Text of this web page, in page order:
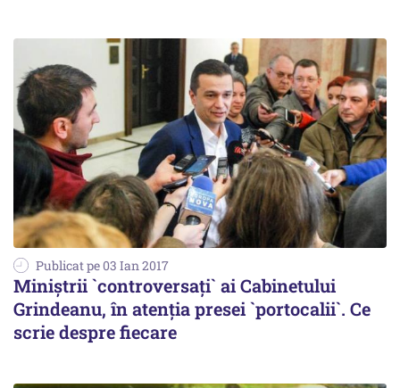
Publicat pe 03 Ian 2017
Miniștrii `controversați` ai Cabinetului
Grindeanu, în atenția presei `portocalii`. Ce
scrie despre fiecare